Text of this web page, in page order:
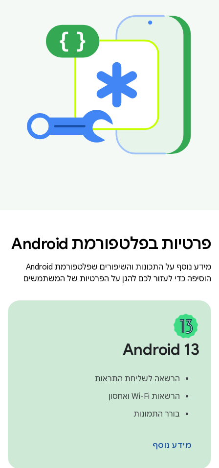
פרטיות בפלטפורמת Android
מידע נוסף על התכונות והשיפורים שפלטפורמת Android
הוסיפה כדי לעזור לכם להגן על הפרטיות של המשתמשים
Android 13
הרשאה לשליחת התראות
הרשאות Wi-Fi ואחסון
בורר התמונות
מידע נוסף